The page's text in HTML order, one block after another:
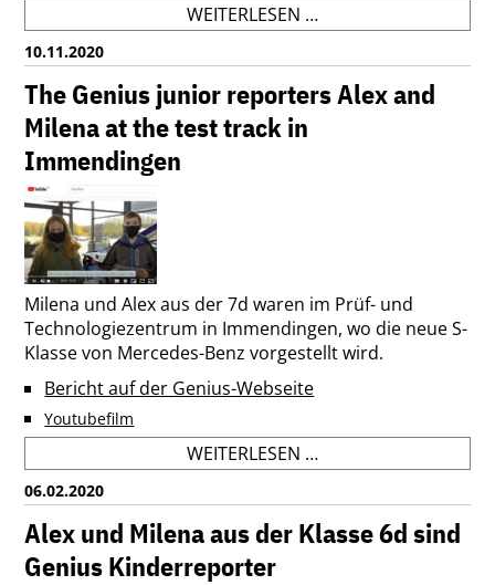
WEITERLESEN …TOLLE
ERGEBNISSE
BEI
DER
ZERTIFIKATSKLAUSUR
10.11.2020
The Genius junior reporters Alex and
Milena at the test track in
Immendingen
Milena und Alex aus der 7d waren im Prüf- und
Technologiezentrum in Immendingen, wo die neue S-
Klasse von Mercedes-Benz vorgestellt wird.
Bericht auf der Genius-Webseite
Youtubefilm
WEITERLESEN …THE
GENIUS
JUNIOR
REPORTERS
ALEX
06.02.2020
Alex und Milena aus der Klasse 6d sind
Genius Kinderreporter